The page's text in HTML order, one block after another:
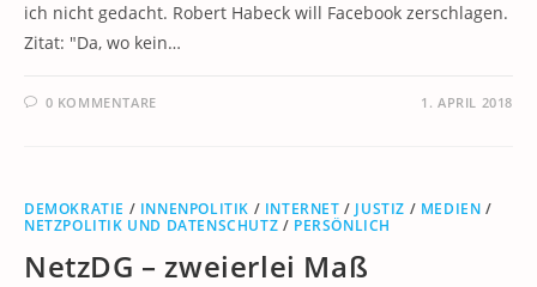
ich nicht gedacht. Robert Habeck will Facebook zerschlagen.
Zitat: "Da, wo kein…
0 KOMMENTARE 1. APRIL 2018
DEMOKRATIE / INNENPOLITIK / INTERNET / JUSTIZ / MEDIEN /
NETZPOLITIK UND DATENSCHUTZ / PERSÖNLICH
NetzDG – zweierlei Maß